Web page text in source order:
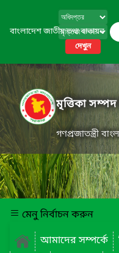
বাংলাদেশ জাতীয় তথ্য বাতায়ন
দেখুন
মৃত্তিকা
গণপ্রজাতন্ত্রী
মেনু নির্বাচন করুন
আমাদের সম্পর্কে